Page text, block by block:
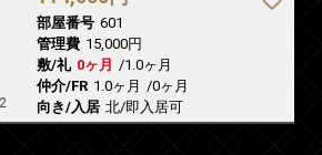
部屋番号 601
管理費 15,000円
敷/礼 0ヶ月 /1.0ヶ月
仲介/FR 1.0ヶ月 /0ヶ月
向き/入居 北/即入居可